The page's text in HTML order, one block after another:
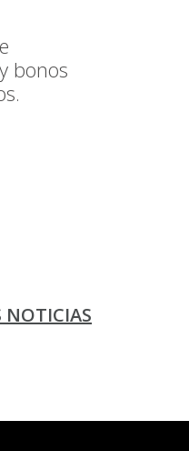
bonos
NOTICIAS